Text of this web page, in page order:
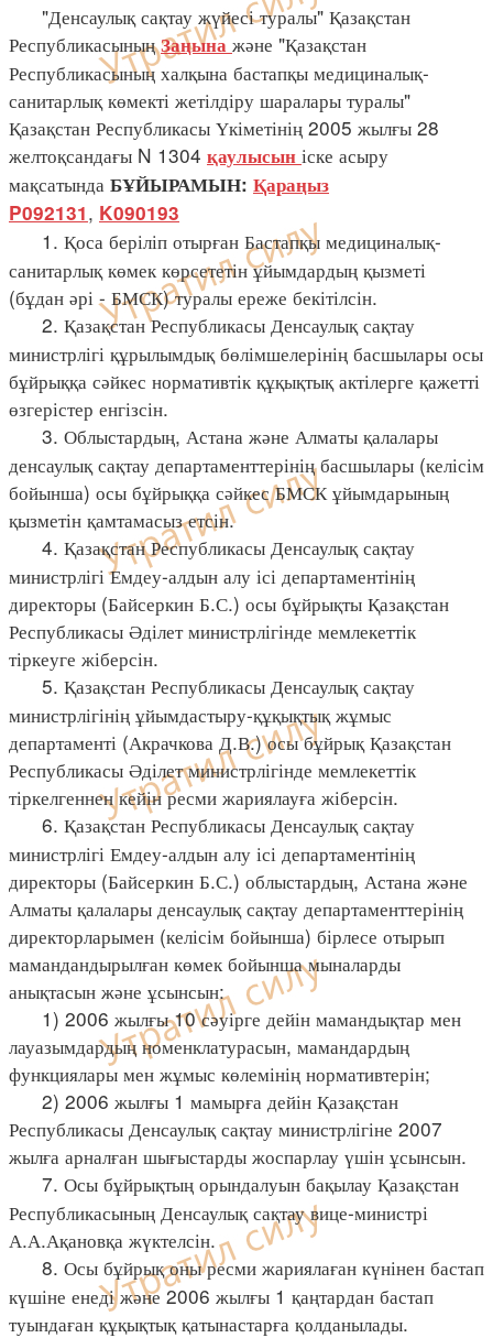
"Денсаулық сақтау жүйесі туралы" Қазақстан
РеспубликасыныңЗаңына және "Қазақстан
Республикасының халқына бастапқы медициналық-
санитарлық көмекті жетілдіру шаралары туралы"
Қазақстан Республикасы Үкіметінің 2005 жылғы 28
желтоқсандағы N 1304 қаулысын іске асыру
мақсатында БҰЙЫРАМЫН: Қараңыз
P092131, K090193
1. Қоса беріліп отырған Бастапқы медициналық-
санитарлық көмек көрсететін ұйымдардың қызметі
(бұдан әрі - БМСК) туралы ереже бекітілсін.
2. Қазақстан Республикасы Денсаулық сақтау
министрлігі құрылымдық бөлімшелерінің басшылары осы
бұйрыққа сәйкес нормативтік құқықтық актілерге қажетті
өзгерістер енгізсін.
3. Облыстардың, Астана және Алматы қалалары
денсаулық сақтау департаменттерінің басшылары (келісім
бойынша) осы бұйрыққа сәйкес БМСК ұйымдарының
қызметін қамтамасыз етсін.
4. Қазақстан Республикасы Денсаулық сақтау
министрлігі Емдеу-алдын алу ісі департаментінің
директоры (Байсеркин Б.С.) осы бұйрықты Қазақстан
Республикасы Әділет министрлігінде мемлекеттік
тіркеуге жіберсін.
5. Қазақстан Республикасы Денсаулық сақтау
министрлігінің ұйымдастыру-құқықтық жұмыс
департаменті (Акрачкова Д.В.) осы бұйрық Қазақстан
Республикасы Әділет министрлігінде мемлекеттік
тіркелгеннен кейін ресми жариялауға жіберсін.
6. Қазақстан Республикасы Денсаулық сақтау
министрлігі Емдеу-алдын алу ісі департаментінің
директоры (Байсеркин Б.С.) облыстардың, Астана және
Алматы қалалары денсаулық сақтау департаменттерінің
директорларымен (келісім бойынша) бірлесе отырып
мамандандырылған көмек бойынша мыналарды
анықтасын және ұсынсын:
1) 2006 жылғы 10 сәуірге дейін мамандықтар мен
лауазымдардың номенклатурасын, мамандардың
функциялары мен жұмыс көлемінің нормативтерін;
2) 2006 жылғы 1 мамырға дейін Қазақстан
Республикасы Денсаулық сақтау министрлігіне 2007
жылға арналған шығыстарды жоспарлау үшін ұсынсын.
7. Осы бұйрықтың орындалуын бақылау Қазақстан
Республикасының Денсаулық сақтау вице-министрі
А.А.Ақановқа жүктелсін.
8. Осы бұйрық оны ресми жариялаған күнінен бастап
күшіне енеді және 2006 жылғы 1 қаңтардан бастап
туындаған құқықтық қатынастарға қолданылады.